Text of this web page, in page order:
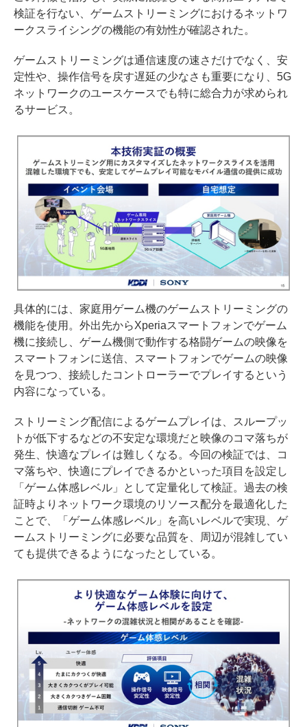
検証を行ない、ゲームストリーミングにおけるネットワ
ークスライシングの機能の有効性が確認された。
ゲームストリーミングは通信速度の速さだけでなく、安
定性や、操作信号を戻す遅延の少なさも重要になり、5G
ネットワークのユースケースでも特に総合力が求められ
るサービス。
具体的には、家庭用ゲーム機のゲームストリーミングの
機能を使用。外出先からXperiaスマートフォンでゲーム
機に接続し、ゲーム機側で動作する格闘ゲームの映像を
スマートフォンに送信、スマートフォンでゲームの映像
を見つつ、接続したコントローラーでプレイするという
内容になっている。
ストリーミング配信によるゲームプレイは、スループッ
トが低下するなどの不安定な環境だと映像のコマ落ちが
発生、快適なプレイは難しくなる。今回の検証では、コ
マ落ちや、快適にプレイできるかといった項目を設定し
「ゲーム体感レベル」として定量化して検証。過去の検
証時よりネットワーク環境のリソース配分を最適化した
ことで、「ゲーム体感レベル」を高いレベルで実現、ゲ
ームストリーミングに必要な品質を、周辺が混雑してい
ても提供できるようになったとしている。